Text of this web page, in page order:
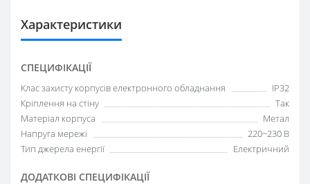
Характеристики
СПЕЦИФІКАЦІЇ
Клас захисту корпусів електронного обладнання
IP32
Кріплення на стіну
Так
Матеріал корпуса
Метал
Напруга мережі
220~230 В
Тип джерела енергії
Електричний
ДОДАТКОВІ СПЕЦИФІКАЦІЇ